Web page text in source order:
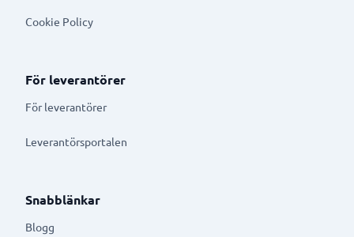
Cookie Policy
För leverantörer
För leverantörer
Leverantörsportalen
Snabblänkar
Blogg